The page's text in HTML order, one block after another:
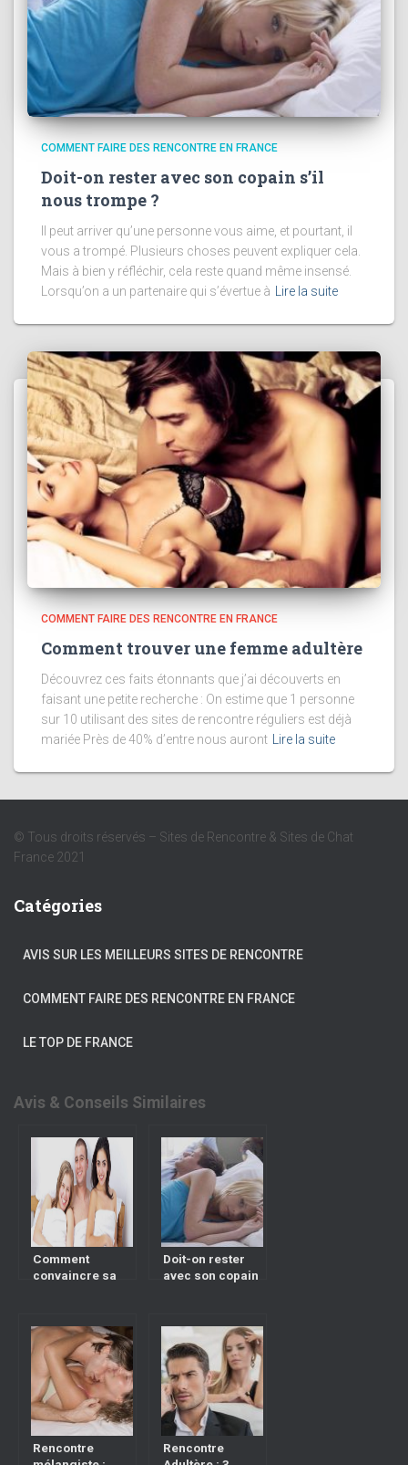
COMMENT FAIRE DES RENCONTRE EN FRANCE
Doit-on rester avec son copain s’il
nous trompe ?
Il peut arriver qu’une personne vous aime, et pourtant, il
vous a trompé. Plusieurs choses peuvent expliquer cela.
Mais à bien y réfléchir, cela reste quand même insensé.
Lorsqu’on a un partenaire qui s’évertue à Lire la suite
COMMENT FAIRE DES RENCONTRE EN FRANCE
Comment trouver une femme adultère
Découvrez ces faits étonnants que j’ai découverts en
faisant une petite recherche : On estime que 1 personne
sur 10 utilisant des sites de rencontre réguliers est déjà
mariée Près de 40% d’entre nous auront
Lire la suite
© Tous droits réservés – Sites de Rencontre & Sites de Chat
France 2021
Catégories
AVIS SUR LES MEILLEURS SITES DE RENCONTRE
COMMENT FAIRE DES RENCONTRE EN FRANCE
LE TOP DE FRANCE
Avis & Conseils Similaires
Comment
convaincre sa
ménage à trois ?
Doit-on rester
avec son copain
Rencontre
Rencontre